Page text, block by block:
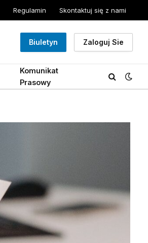
Regulamin Skontaktuj się z nami
Biuletyn Zaloguj Sie
Komunikat
Prasowy